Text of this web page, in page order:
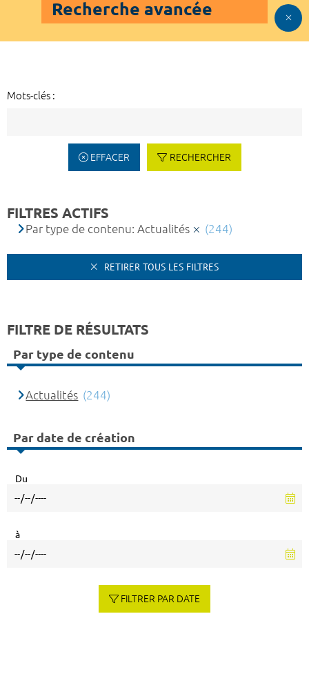
Recherche avancée
Mots-clés :
EFFACER RECHERCHER
FILTRES ACTIFS
Par type de contenu: Actualités (244)
RETIRER TOUS LES FILTRES
FILTRE DE RÉSULTATS
Par type de contenu
Actualités (244)
Par date de création
Du
à
FILTRER PAR DATE